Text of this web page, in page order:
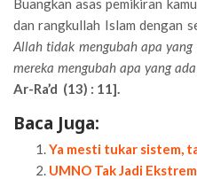
Buangkan asas pemikiran
dan rangkullah Islam dengan
Allah tidak mengubah apa yang
mereka mengubah apa yang
Ar-Ra’d (13) : 11].
Baca Juga:
Ya mesti tukar sistem,
UMNO Tak Jadi